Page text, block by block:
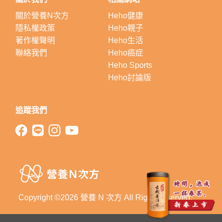
Copyright ©2026 營養 N 次方 All Right Reserved.
關於營養N次方
隱私權政策
著作權聲明
聯絡我們
Heho健康
Heho親子
Heho生活
Heho癌症
Heho Sports
Heho討論版
追蹤我們